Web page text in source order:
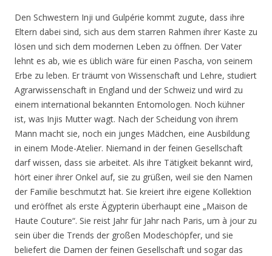
Den Schwestern Inji und Gulpérie kommt zugute, dass ihre
Eltern dabei sind, sich aus dem starren Rahmen ihrer Kaste zu
lösen und sich dem modernen Leben zu öffnen. Der Vater
lehnt es ab, wie es üblich wäre für einen Pascha, von seinem
Erbe zu leben. Er träumt von Wissenschaft und Lehre, studiert
Agrarwissenschaft in England und der Schweiz und wird zu
einem international bekannten Entomologen. Noch kühner
ist, was Injis Mutter wagt. Nach der Scheidung von ihrem
Mann macht sie, noch ein junges Mädchen, eine Ausbildung
in einem Mode-Atelier. Niemand in der feinen Gesellschaft
darf wissen, dass sie arbeitet. Als ihre Tätigkeit bekannt wird,
hört einer ihrer Onkel auf, sie zu grüßen, weil sie den Namen
der Familie beschmutzt hat. Sie kreiert ihre eigene Kollektion
und eröffnet als erste Ägypterin überhaupt eine „Maison de
Haute Couture“. Sie reist Jahr für Jahr nach Paris, um à jour zu
sein über die Trends der großen Modeschöpfer, und sie
beliefert die Damen der feinen Gesellschaft und sogar das